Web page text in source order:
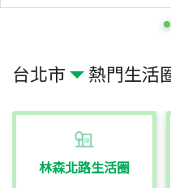
台北市 熱門生活
林森北路生活圈